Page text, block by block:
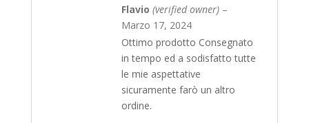
Rated4
out of 5
Flavio (verified owner) –
Marzo 17, 2024
Ottimo prodotto Consegnato
in tempo ed a sodisfatto tutte
le mie aspettative
sicuramente farò un altro
ordine.